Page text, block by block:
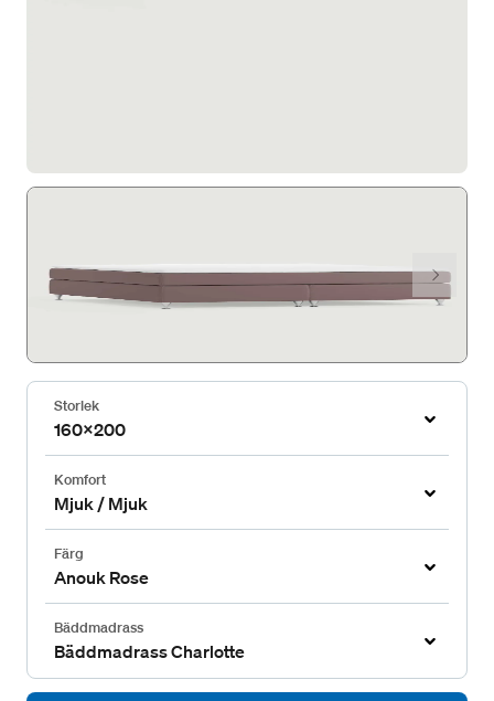
Storlek
160x200
Komfort
Mjuk / Mjuk
Färg
Anouk Rose
Bäddmadrass
Bäddmadrass Charlotte